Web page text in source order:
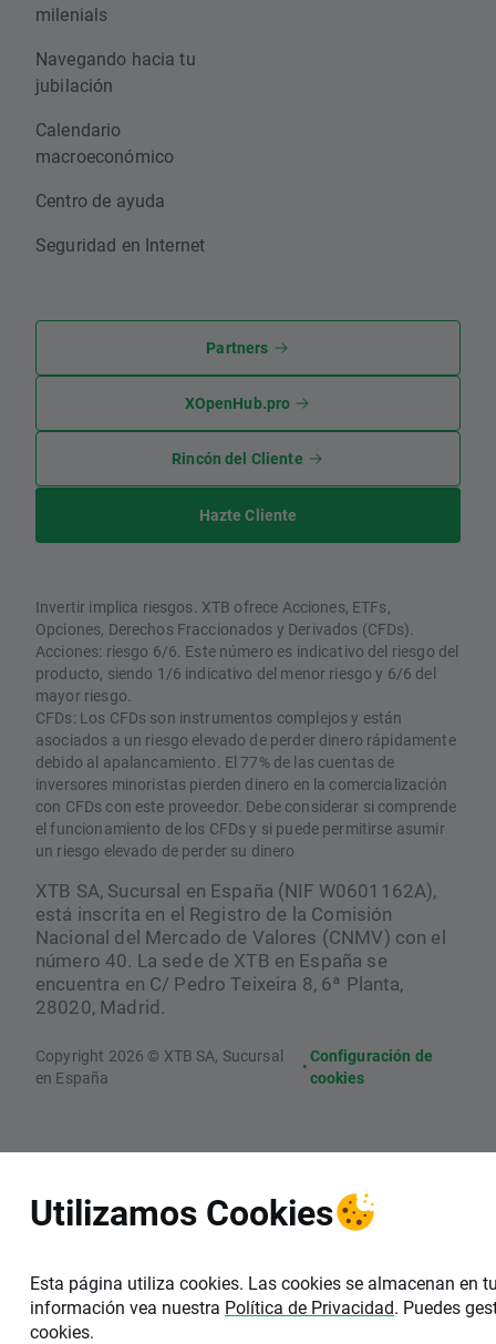
milenials
Navegando hacia tu
jubilación
Calendario
macroeconómico
Centro de ayuda
Seguridad en Internet
Partners
XOpenHub.pro
Rincón del Cliente
Hazte Cliente
Invertir implica riesgos. XTB ofrece Acciones, ETFs,
Opciones, Derechos Fraccionados y Derivados (CFDs).
Acciones: riesgo 6/6. Este número es indicativo del riesgo del
producto, siendo 1/6 indicativo del menor riesgo y 6/6 del
mayor riesgo.
CFDs: Los CFDs son instrumentos complejos y están
asociados a un riesgo elevado de perder dinero rápidamente
debido al apalancamiento. El 77% de las cuentas de
inversores minoristas pierden dinero en la comercialización
con CFDs con este proveedor. Debe considerar si comprende
el funcionamiento de los CFDs y si puede permitirse asumir
un riesgo elevado de perder su dinero
XTB SA, Sucursal en España (NIF W0601162A),
está inscrita en el Registro de la Comisión
Nacional del Mercado de Valores (CNMV) con el
número 40. La sede de XTB en España se
encuentra en C/ Pedro Teixeira 8, 6ª Planta,
28020, Madrid.
Copyright 2026 © XTB SA, Sucursal
en España
•
Configuración de
cookies
Utilizamos Cookies
Esta página utiliza cookies. Las cookies se almacenan en
información vea nuestra Política de Privacidad. Puedes
cookies.